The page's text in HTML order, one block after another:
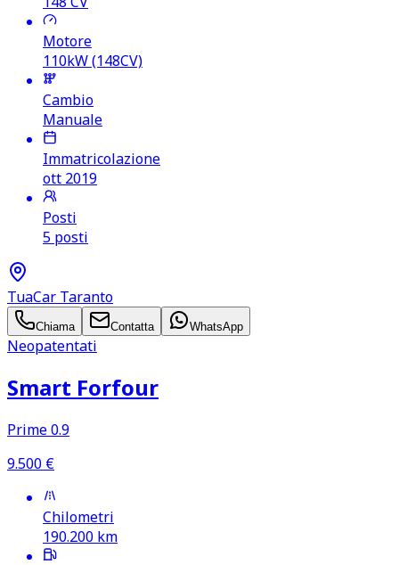
Motore
110kW (148CV)
Cambio
Manuale
Immatricolazione
ott 2019
Posti
5 posti
TuaCar Taranto
Chiama Contatta WhatsApp
Neopatentati
Smart Forfour
Prime 0.9
9.500 €
Chilometri
190.200 km